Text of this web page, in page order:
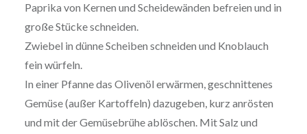
Paprika von Kernen und Scheidewänden befreien und in
große Stücke schneiden.
Zwiebel in dünne Scheiben schneiden und Knoblauch
fein würfeln.
In einer Pfanne das Olivenöl erwärmen, geschnittenes
Gemüse (außer Kartoffeln) dazugeben, kurz anrösten
und mit der Gemüsebrühe ablöschen. Mit Salz und